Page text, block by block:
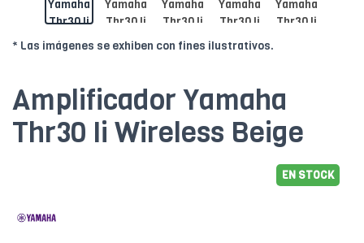
* Las imágenes se exhiben con fines ilustrativos.
Amplificador Yamaha
Thr30 Ii Wireless Beige
EN STOCK